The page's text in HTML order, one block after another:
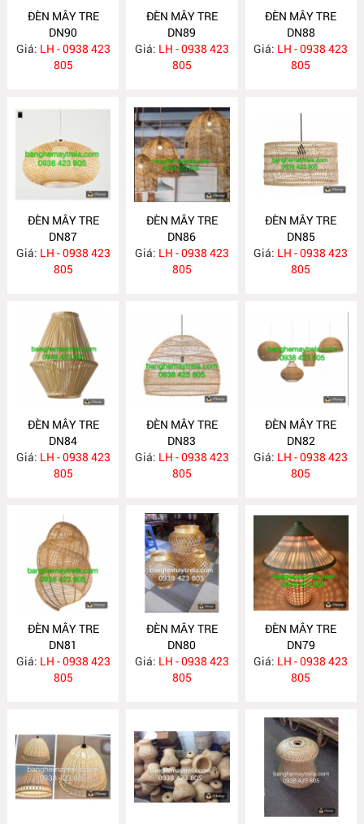
ĐÈN MÂY TRE
DN90
Giá: LH - 0938 423
805
ĐÈN MÂY TRE
DN89
Giá: LH - 0938 423
805
ĐÈN MÂY TRE
DN88
Giá: LH - 0938 423
805
ĐÈN MÂY TRE
DN87
Giá: LH - 0938 423
805
ĐÈN MÂY TRE
DN86
Giá: LH - 0938 423
805
ĐÈN MÂY TRE
DN85
Giá: LH - 0938 423
805
ĐÈN MÂY TRE
DN84
Giá: LH - 0938 423
805
ĐÈN MÂY TRE
DN83
Giá: LH - 0938 423
805
ĐÈN MÂY TRE
DN82
Giá: LH - 0938 423
805
ĐÈN MÂY TRE
DN81
Giá: LH - 0938 423
805
ĐÈN MÂY TRE
DN80
Giá: LH - 0938 423
805
ĐÈN MÂY TRE
DN79
Giá: LH - 0938 423
805